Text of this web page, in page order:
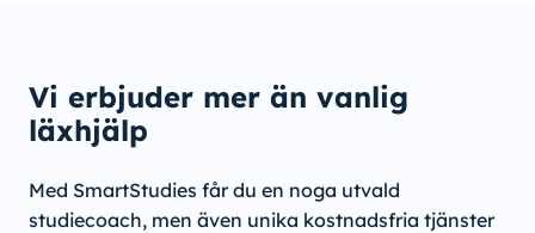
Vi erbjuder mer än vanlig
läxhjälp
Med SmartStudies får du en noga utvald
studiecoach, men även unika kostnadsfria tjänster